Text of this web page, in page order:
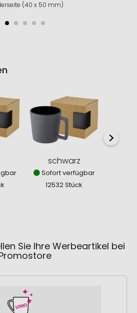
(40 x 50 mm)
schwarz
Sofort verfügbar
12532 Stück
Sie Ihre Werbeartikel bei